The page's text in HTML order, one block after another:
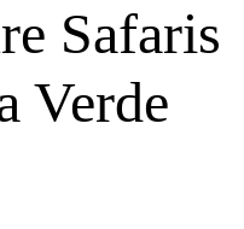
Safaris
Verde